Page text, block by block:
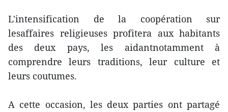
L'intensification de la coopération sur
lesaffaires religieuses profitera aux habitants
des deux pays, les aidantnotamment à
comprendre leurs traditions, leur culture et
leurs coutumes.
A cette occasion, les deux parties ont partagé